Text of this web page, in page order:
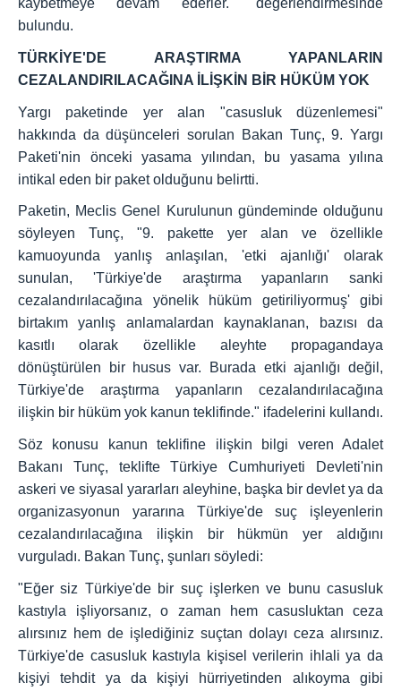
kaybetmeye devam ederler." değerlendirmesinde
bulundu.
TÜRKİYE'DE ARAŞTIRMA YAPANLARIN
CEZALANDIRILACAĞINA İLİŞKİN BİR HÜKÜM YOK
Yargı paketinde yer alan "casusluk düzenlemesi"
hakkında da düşünceleri sorulan Bakan Tunç, 9. Yargı
Paketi'nin önceki yasama yılından, bu yasama yılına
intikal eden bir paket olduğunu belirtti.
Paketin, Meclis Genel Kurulunun gündeminde olduğunu
söyleyen Tunç, "9. pakette yer alan ve özellikle
kamuoyunda yanlış anlaşılan, 'etki ajanlığı' olarak
sunulan, 'Türkiye'de araştırma yapanların sanki
cezalandırılacağına yönelik hüküm getiriliyormuş' gibi
birtakım yanlış anlamalardan kaynaklanan, bazısı da
kasıtlı olarak özellikle aleyhte propagandaya
dönüştürülen bir husus var. Burada etki ajanlığı değil,
Türkiye'de araştırma yapanların cezalandırılacağına
ilişkin bir hüküm yok kanun teklifinde." ifadelerini kullandı.
Söz konusu kanun teklifine ilişkin bilgi veren Adalet
Bakanı Tunç, teklifte Türkiye Cumhuriyeti Devleti'nin
askeri ve siyasal yararları aleyhine, başka bir devlet ya da
organizasyonun yararına Türkiye'de suç işleyenlerin
cezalandırılacağına ilişkin bir hükmün yer aldığını
vurguladı. Bakan Tunç, şunları söyledi:
"Eğer siz Türkiye'de bir suç işlerken ve bunu casusluk
kastıyla işliyorsanız, o zaman hem casusluktan ceza
alırsınız hem de işlediğiniz suçtan dolayı ceza alırsınız.
Türkiye'de casusluk kastıyla kişisel verilerin ihlali ya da
kişiyi tehdit ya da kişiyi hürriyetinden alıkoyma gibi